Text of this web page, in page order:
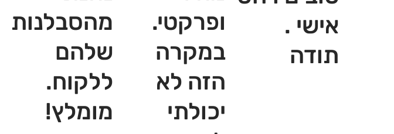
מהסבלנות
שלהם
ללקוח.
מומלץ!
ופרקטי.
במקרה
הזה לא
יכולתי
אישי .
תודה